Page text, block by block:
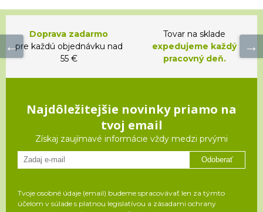
Doprava zadarmo
pre každú objednávku nad
55 €
Tovar na sklade
expedujeme každý
pracovný deň.
Najdôležitejšie novinky priamo na
tvoj email
Získaj zaujímavé informácie vždy medzi prvými
Odoberať
Tvoje osobné údaje (email) budeme spracovávať len za týmto
účelom v súlade s platnou legislatívou a zásadami ochrany